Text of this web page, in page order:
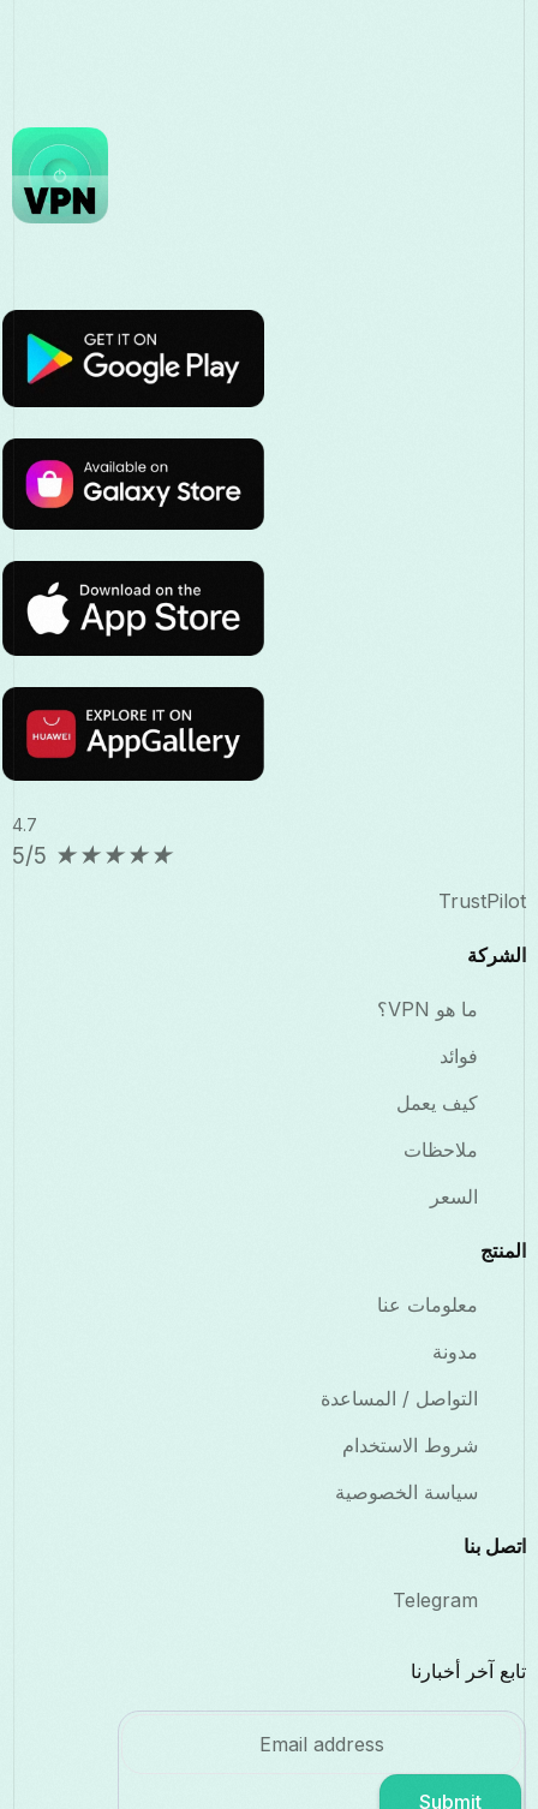
4.7
★
★
★
★
★
5/5
TrustPilot
الشركة
ما هو VPN؟
فوائد
كيف يعمل
ملاحظات
السعر
المنتج
معلومات عنا
مدونة
التواصل / المساعدة
شروط الاستخدام
سياسة الخصوصية
اتصل بنا
Telegram
تابع آخر أخبارنا
Submit